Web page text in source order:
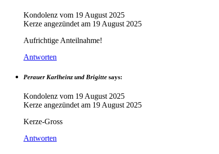
Kondolenz vom 19 August 2025
Kerze angezündet am 19 August 2025
Aufrichtige Anteilnahme!
Antworten
Perauer Karlheinz und Brigitte says:
Kondolenz vom 19 August 2025
Kerze angezündet am 19 August 2025
Kerze-Gross
Antworten